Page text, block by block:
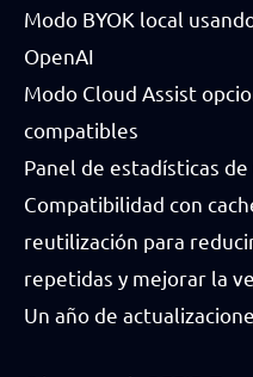
Modo BYOK local
OpenAI
Modo Cloud Assist
compatibles
Panel de estadísticas
Compatibilidad con
reutilización para
repetidas y mejorar la
Un año de